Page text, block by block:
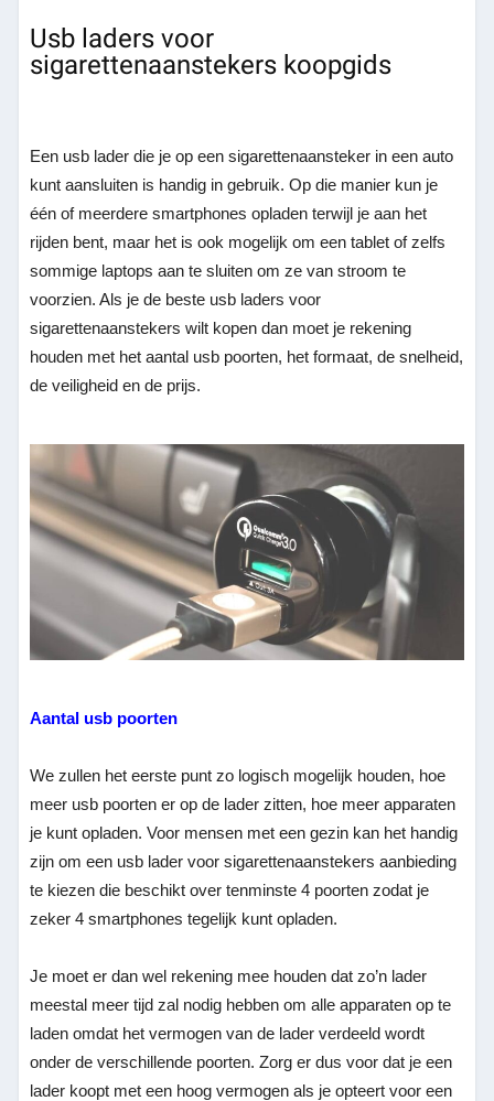
Usb laders voor
sigarettenaanstekers koopgids
Een usb lader die je op een sigarettenaansteker in een auto
kunt aansluiten is handig in gebruik. Op die manier kun je
één of meerdere smartphones opladen terwijl je aan het
rijden bent, maar het is ook mogelijk om een tablet of zelfs
sommige laptops aan te sluiten om ze van stroom te
voorzien. Als je de beste usb laders voor
sigarettenaanstekers wilt kopen dan moet je rekening
houden met het aantal usb poorten, het formaat, de snelheid,
de veiligheid en de prijs.
Aantal usb poorten
We zullen het eerste punt zo logisch mogelijk houden, hoe
meer usb poorten er op de lader zitten, hoe meer apparaten
je kunt opladen. Voor mensen met een gezin kan het handig
zijn om een usb lader voor sigarettenaanstekers aanbieding
te kiezen die beschikt over tenminste 4 poorten zodat je
zeker 4 smartphones tegelijk kunt opladen.
Je moet er dan wel rekening mee houden dat zo’n lader
meestal meer tijd zal nodig hebben om alle apparaten op te
laden omdat het vermogen van de lader verdeeld wordt
onder de verschillende poorten. Zorg er dus voor dat je een
lader koopt met een hoog vermogen als je opteert voor een